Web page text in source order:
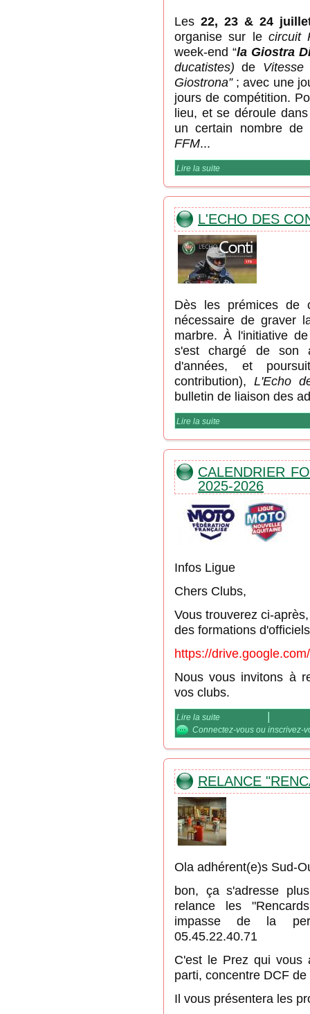
Les 22, 23 & 24
organise sur le circuit
week-end “la Giostra
ducatistes)de Vitesse
Giostrona”; avec une
jours de compétition.
lieu, et se déroule
un certain nombre de
FFM...
Lire la suite
L'ECHO DES
Dès les prémices de
nécessaire de graver
marbre. À l'initiative
s'est chargé de son
d'années, et
contribution), L'Echo
bulletin de liaison des
Lire la suite
CALENDRIER
2025-2026
Infos Ligue
Chers Clubs,
Vous trouverez ci-
des formations
https://
Nous vous invitons à
vos clubs.
Lire la suite
Connectez-vous ou inscrivez-
RELANCE
Ola adhérent(e)s Sud-
bon, ça s'adresse
relance les
impasse de la
05.45.22.40.71
C'est le Prez qui vous
parti, concentre DCF
Il vous présentera les